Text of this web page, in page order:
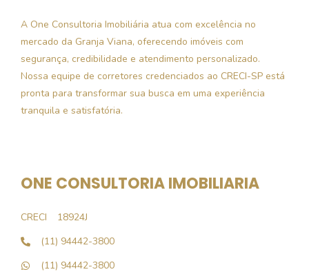
A One Consultoria Imobiliária atua com excelência no
mercado da Granja Viana, oferecendo imóveis com
segurança, credibilidade e atendimento personalizado.
Nossa equipe de corretores credenciados ao CRECI-SP está
pronta para transformar sua busca em uma experiência
tranquila e satisfatória.
ONE CONSULTORIA IMOBILIARIA
CRECI
18924J
(11) 94442-3800
(11) 94442-3800